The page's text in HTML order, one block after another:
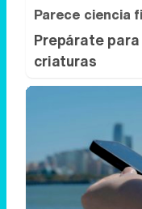
Parece ciencia
Prepárate
criaturas